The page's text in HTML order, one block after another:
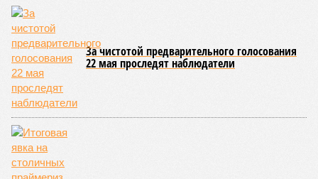
За чистотой предварительного голосования
22 мая проследят наблюдатели